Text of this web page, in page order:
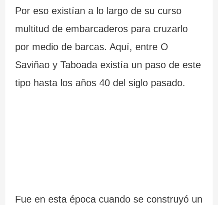
Por eso existían a lo largo de su curso
multitud de embarcaderos para cruzarlo
por medio de barcas. Aquí, entre O
Saviñao y Taboada existía un paso de este
tipo hasta los años 40 del siglo pasado.
Fue en esta época cuando se construyó un